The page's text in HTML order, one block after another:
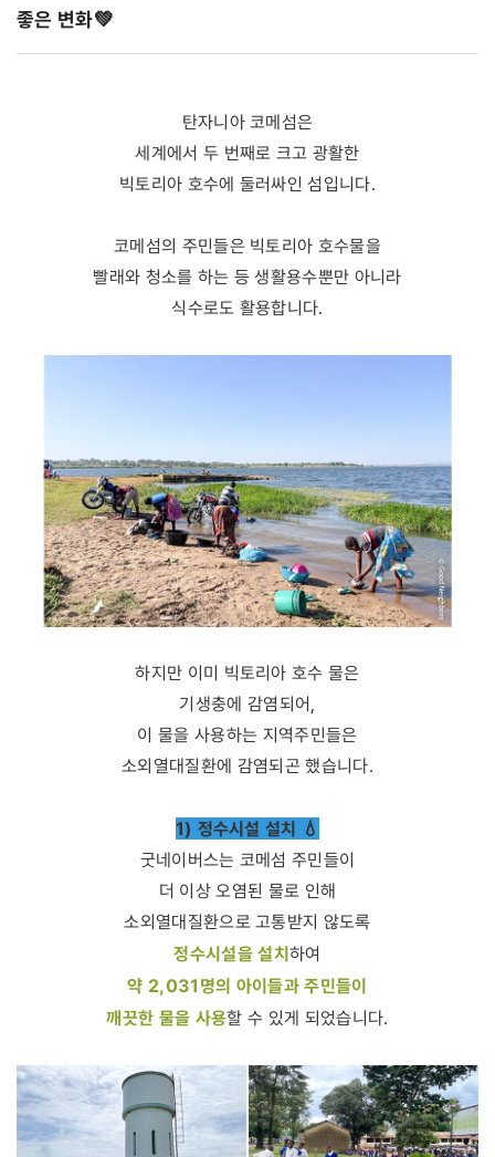
좋은 변화💚
탄자니아 코메섬은
세계에서 두 번째로 크고 광활한
빅토리아 호수에 둘러싸인 섬입니다.
코메섬의 주민들은 빅토리아 호수물을
빨래와 청소를 하는 등 생활용수뿐만 아니라
식수로도 활용합니다.
하지만 이미 빅토리아 호수 물은
기생충에 감염되어,
이 물을 사용하는 지역주민들은
소외열대질환에 감염되곤 했습니다.
1) 정수시설 설치 💧
굿네이버스는 코메섬 주민들이
더 이상 오염된 물로 인해
소외열대질환으로 고통받지 않도록
정수시설을 설치하여
약 2,031명의 아이들과 주민들이
깨끗한 물을 사용할 수 있게 되었습니다.